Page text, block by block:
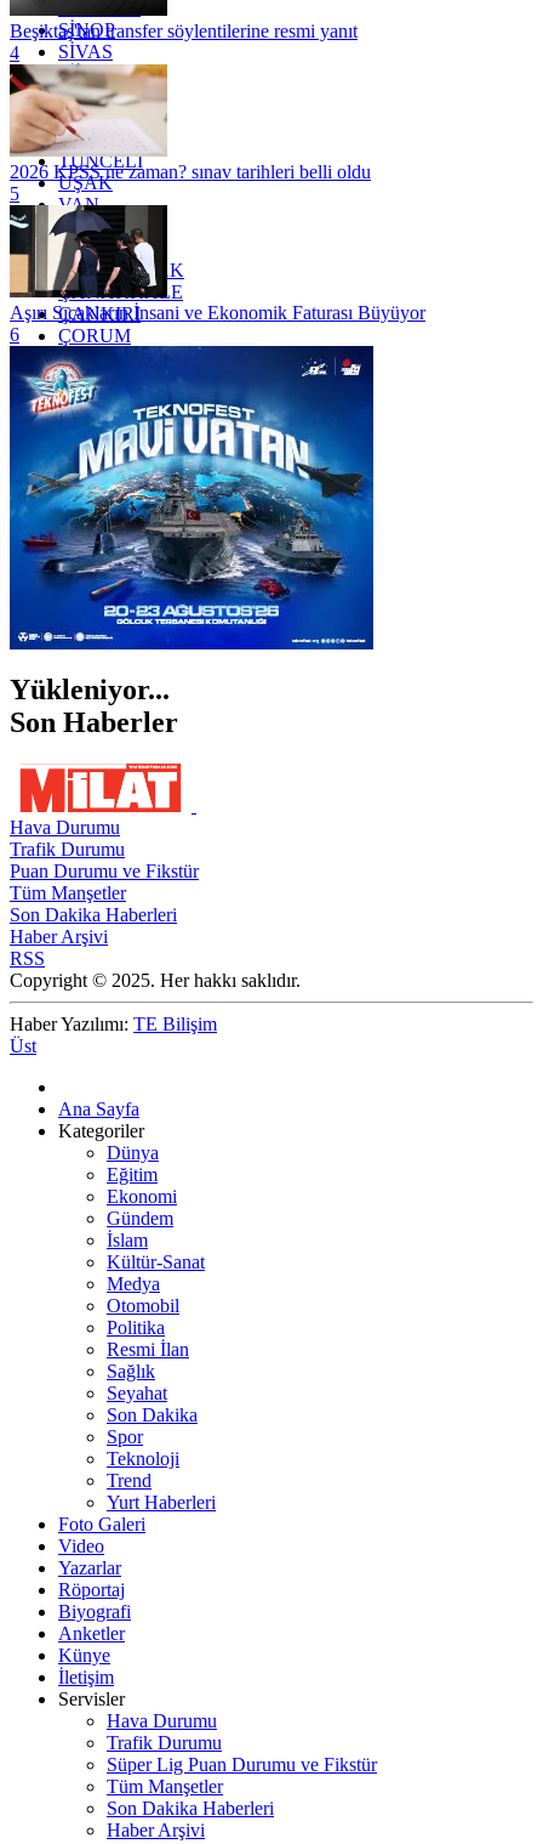
SİNOP
SİVAS
SİİRT
TEKİRDAĞ
TOKAT
TRABZON
TUNCELİ
UŞAK
VAN
YALOVA
YOZGAT
ZONGULDAK
ÇANAKKALE
ÇANKIRI
ÇORUM
İSTANBUL
İZMİR
ŞANLIURFA
ŞIRNAK
Beşiktaş'tan transfer söylentilerine resmi yanıt
4
2026 KPSS ne zaman? sınav tarihleri belli oldu
5
Aşırı Sıcakların İnsani ve Ekonomik Faturası Büyüyor
6
Yükleniyor...
Son Haberler
Hava Durumu
Trafik Durumu
Puan Durumu ve Fikstür
Tüm Manşetler
Son Dakika Haberleri
Haber Arşivi
RSS
Copyright © 2025. Her hakkı saklıdır.
Haber Yazılımı: TE Bilişim
Üst
Ana Sayfa
Kategoriler
Dünya
Eğitim
Ekonomi
Gündem
İslam
Kültür-Sanat
Medya
Otomobil
Politika
Resmi İlan
Sağlık
Seyahat
Son Dakika
Spor
Teknoloji
Trend
Yurt Haberleri
Foto Galeri
Video
Yazarlar
Röportaj
Biyografi
Anketler
Künye
İletişim
Servisler
Hava Durumu
Trafik Durumu
Süper Lig Puan Durumu ve Fikstür
Tüm Manşetler
Son Dakika Haberleri
Haber Arşivi